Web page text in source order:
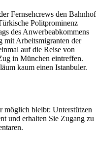
Fernsehcrews den Bahnhof
Politprominenz
des Anwerbeabkommens
mit Arbeitsmigranten der
auf die Reise von
in München eintreffen.
kaum einen Istanbuler.
möglich bleibt: Unterstützen
und erhalten Sie Zugang zu